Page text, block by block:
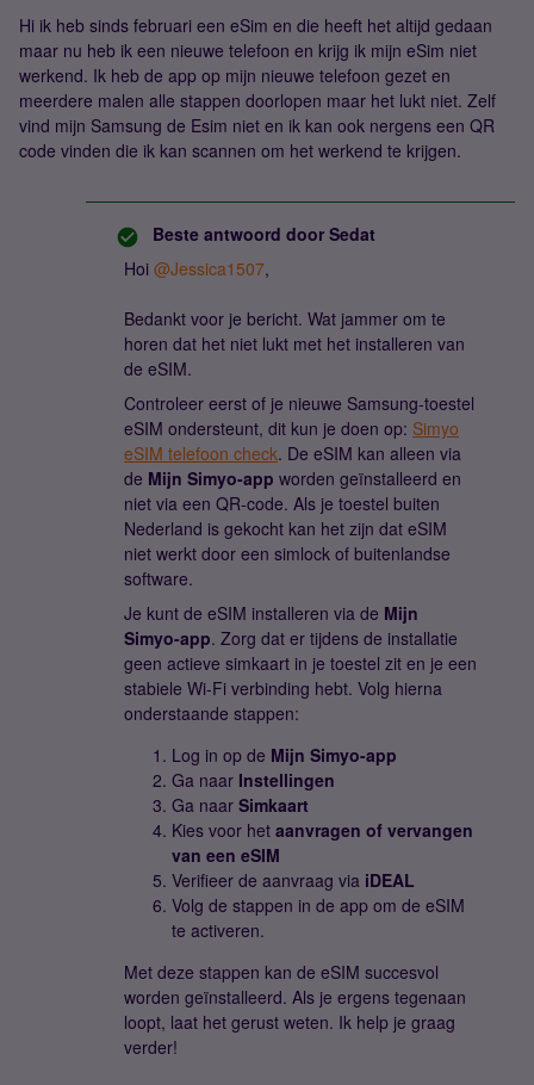
Hi ik heb sinds februari een eSim en die heeft het altijd gedaan
maar nu heb ik een nieuwe telefoon en krijg ik mijn eSim niet
werkend. Ik heb de app op mijn nieuwe telefoon gezet en
meerdere malen alle stappen doorlopen maar het lukt niet. Zelf
vind mijn Samsung de Esim niet en ik kan ook nergens een QR
code vinden die ik kan scannen om het werkend te krijgen.
Beste antwoord door Sedat
Hoi ​ @Jessica1507,
Bedankt voor je bericht. Wat jammer om te
horen dat het niet lukt met het installeren van
de eSIM.
Controleer eerst of je nieuwe Samsung-toestel
eSIM ondersteunt, dit kun je doen op: Simyo
eSIM telefoon check. De eSIM kan alleen via
de Mijn Simyo-app worden geïnstalleerd en
niet via een QR-code. Als je toestel buiten
Nederland is gekocht kan het zijn dat eSIM
niet werkt door een simlock of buitenlandse
software.
Je kunt de eSIM installeren via de Mijn
Simyo-app. Zorg dat er tijdens de installatie
geen actieve simkaart in je toestel zit en je een
stabiele Wi-Fi verbinding hebt. Volg hierna
onderstaande stappen:
Log in op de Mijn Simyo-app
Ga naar Instellingen
Ga naar Simkaart
Kies voor het aanvragen of vervangen
van een eSIM
Verifieer de aanvraag via iDEAL
Volg de stappen in de app om de eSIM
te activeren.
Met deze stappen kan de eSIM succesvol
worden geïnstalleerd. Als je ergens tegenaan
loopt, laat het gerust weten. Ik help je graag
verder!